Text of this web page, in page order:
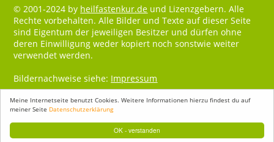
OK - verstanden
Meine Internetseite benutzt Cookies. Weitere Informationen hierzu findest du auf
meiner Seite Datenschutzerklärung
© 2001-2024 by heilfastenkur.de und Lizenzgebern. Alle
Rechte vorbehalten. Alle Bilder und Texte auf dieser Seite
sind Eigentum der jeweiligen Besitzer und dürfen ohne
deren Einwilligung weder kopiert noch sonstwie weiter
verwendet werden.
Bildernachweise siehe: Impressum